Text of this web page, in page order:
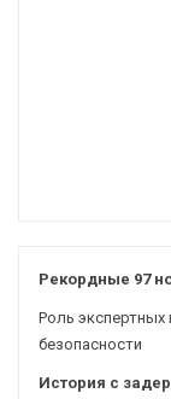
Рекордные 97
Роль
безопасности
История с